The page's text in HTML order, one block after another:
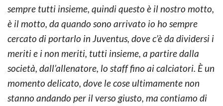
sempre tutti insieme, quindi questo è il nostro motto,
è il motto, da quando sono arrivato io ho sempre
cercato di portarlo in Juventus, dove c’è da dividersi i
meriti e i non meriti, tutti insieme, a partire dalla
società, dall’allenatore, lo staff fino ai calciatori. È un
momento delicato, dove le cose ultimamente non
stanno andando per il verso giusto, ma contiamo di